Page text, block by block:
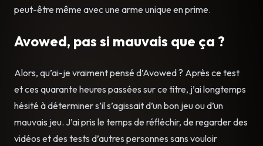
peut-être même avec une arme unique en prime.
Avowed, pas si mauvais que ça ?
Alors, qu’ai-je vraiment pensé d’Avowed ? Après ce test
et ces quarante heures passées sur ce titre, j’ai longtemps
hésité à déterminer s’il s’agissait d’un bon jeu ou d’un
mauvais jeu. J’ai pris le temps de réfléchir, de regarder des
vidéos et des tests d’autres personnes sans vouloir